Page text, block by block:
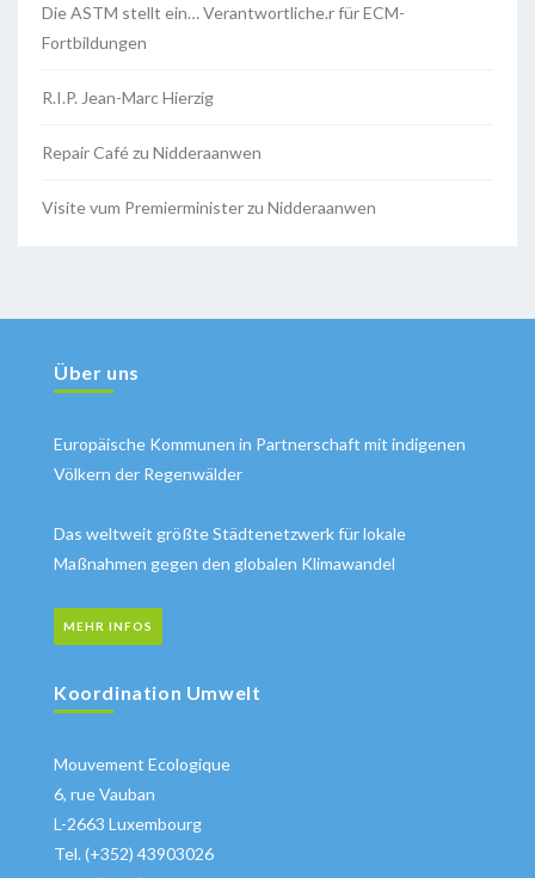
Die ASTM stellt ein… Verantwortliche.r für ECM-
Fortbildungen
R.I.P. Jean-Marc Hierzig
Repair Café zu Nidderaanwen
Visite vum Premierminister zu Nidderaanwen
Über uns
Europäische Kommunen in Partnerschaft mit indigenen
Völkern der Regenwälder
Das weltweit größte Städtenetzwerk für lokale
Maßnahmen gegen den globalen Klimawandel
MEHR INFOS
Koordination Umwelt
Mouvement Ecologique
6, rue Vauban
L-2663 Luxembourg
Tel. (+352) 43903026